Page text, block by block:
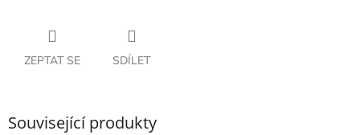
ZEPTAT SE SDÍLET
Související produkty